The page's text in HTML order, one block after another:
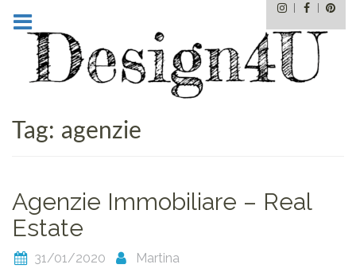
to
content
Instagram
Tag: agenzie
Agenzie Immobiliare – Real
Estate
31/01/2020 Martina